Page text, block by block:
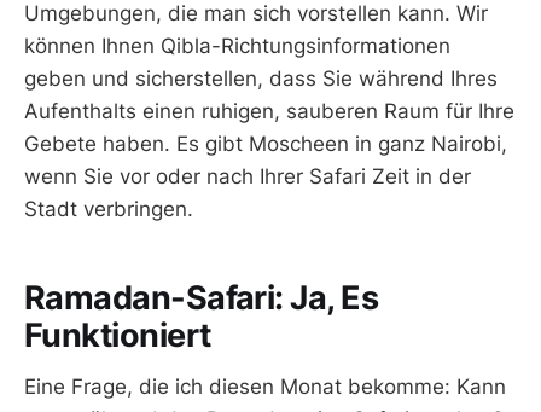
Umgebungen, die man sich vorstellen kann. Wir
können Ihnen Qibla-Richtungsinformationen
geben und sicherstellen, dass Sie während Ihres
Aufenthalts einen ruhigen, sauberen Raum für Ihre
Gebete haben. Es gibt Moscheen in ganz Nairobi,
wenn Sie vor oder nach Ihrer Safari Zeit in der
Stadt verbringen.
Ramadan-Safari: Ja, Es
Funktioniert
Eine Frage, die ich diesen Monat bekomme: Kann